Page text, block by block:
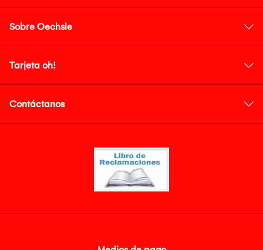
Sobre Oechsle
Tarjeta oh!
Contáctanos